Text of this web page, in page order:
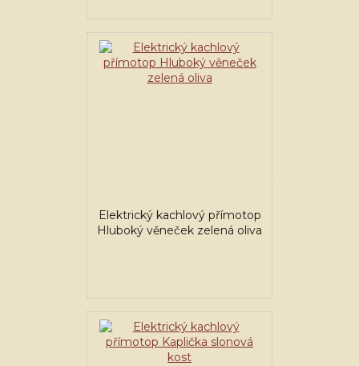
Elektrický kachlový přímotop
Hluboký věneček zelená oliva